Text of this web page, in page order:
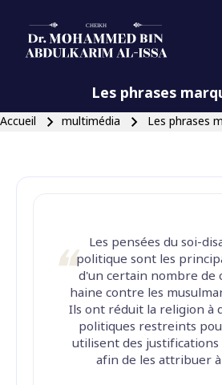
Les phrases
Fil d'Ariane
Accueil multimédia Les phrases
Les pensées du soi-
politique sont les
d'un certain nombre de
haine contre les
Ils ont réduit la religion à
politiques restreints
utilisent des justifications
afin de les attribuer